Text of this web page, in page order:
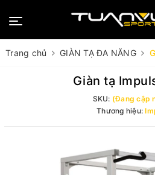
Trang chủ GIÀN TẠ ĐA NĂNG
Giàn tạ
SKU: (Đang cập
Thương hiệu: